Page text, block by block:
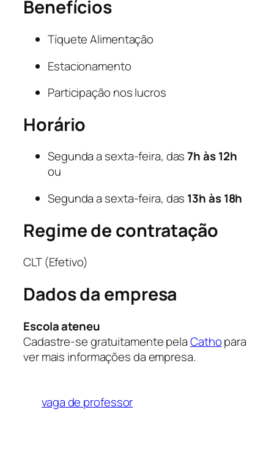
Benefícios
Tíquete Alimentação
Estacionamento
Participação nos lucros
Horário
Segunda a sexta-feira, das7h às 12h
ou
Segunda a sexta-feira, das 13h às 18h
Regime de contratação
CLT (Efetivo)
Dados da empresa
Escola ateneu
Cadastre-se gratuitamente pelaCathopara
ver mais informações da empresa.
vaga de professor